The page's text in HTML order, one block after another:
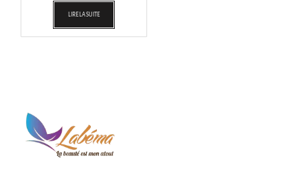
LIRE LA SUITE